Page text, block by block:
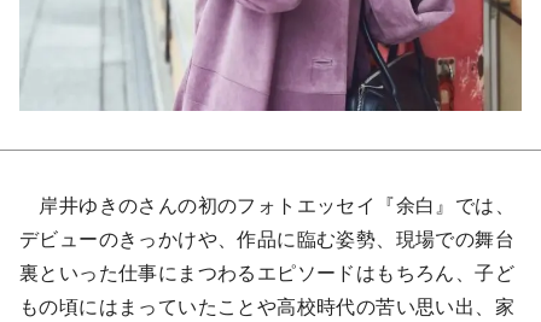
岸井ゆきのさんの初のフォトエッセイ『余白』では、
デビューのきっかけや、作品に臨む姿勢、現場での舞台
裏といった仕事にまつわるエピソードはもちろん、子ど
もの頃にはまっていたことや高校時代の苦い思い出、家